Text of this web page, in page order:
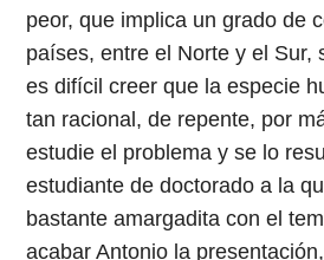
peor, que implica un grado de
países, entre el Norte y el Sur,
es difícil creer que la especie
tan racional, de repente, por
estudie el problema y se lo
estudiante de doctorado a la
bastante amargadita con el
acabar Antonio la